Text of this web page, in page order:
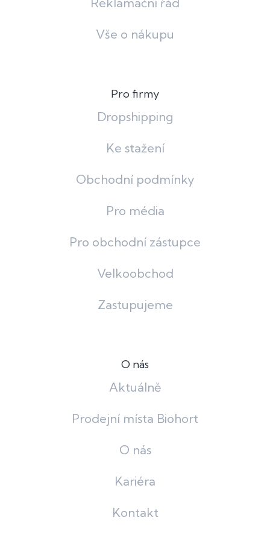
Vše o nákupu
Pro firmy
Dropshipping
Ke stažení
Obchodní podmínky
Pro média
Pro obchodní zástupce
Velkoobchod
Zastupujeme
O nás
Aktuálně
Prodejní místa Biohort
O nás
Kariéra
Kontakt